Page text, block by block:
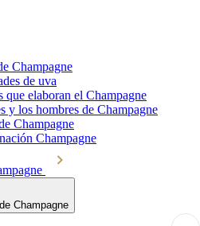
Champagne
de uva
que elaboran el Champagne
y los hombres de Champagne
Champagne
Champagne
Champagne